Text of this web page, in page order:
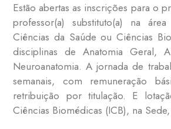
Estão abertas as inscrições para o
professor(a) substituto(a) na
Ciências da Saúde ou Ciências
disciplinas de Anatomia Geral,
Neuroanatomia. A jornada de
semanais, com remuneração
retribuição por titulação. E
Ciências Biomédicas (ICB), na